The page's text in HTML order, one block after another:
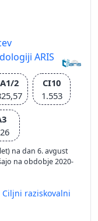
ARIS
A1/2
CI10
1.553
na dan 6. avgust
na obdobje 2020-
Ciljni raziskovalni